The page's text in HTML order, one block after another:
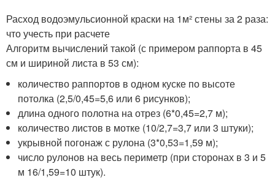
Расход водоэмульсионной краски на 1м² стены за 2 раза:
что учесть при расчете
Алгоритм вычислений такой (с примером раппорта в 45
см и шириной листа в 53 см):
количество раппортов в одном куске по высоте
потолка (2,5/0,45=5,6 или 6 рисунков);
длина одного полотна на отрез (6*0,45=2,7 м);
количество листов в мотке (10/2,7=3,7 или 3 штуки);
укрывной погонаж с рулона (3*0,53=1,59 м);
число рулонов на весь периметр (при сторонах в 3 и 5
м 16/1,59=10 штук).